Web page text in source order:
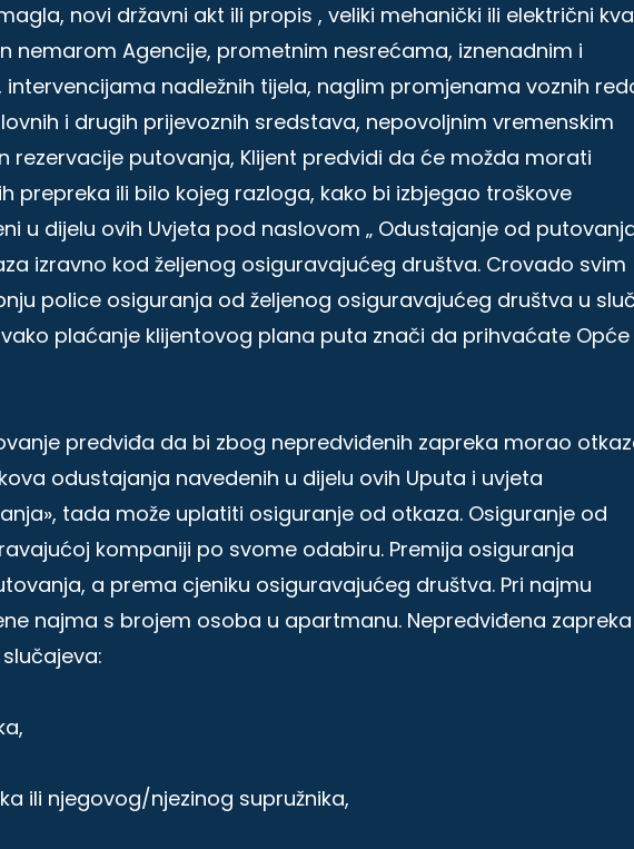
novi državni akt ili propis , veliki mehanički ili električni
nemarom Agencije, prometnim nesrećama, iznenadnim i
nadležnih tijela, naglim promjenama voznih
i drugih prijevoznih sredstava, nepovoljnim vremenskim
rezervacije putovanja, Klijent predvidi da će možda morati
prepreka ili bilo kojeg razloga, kako bi izbjegao troškove
u dijelu ovih Uvjeta pod naslovom „ Odustajanje od
izravno kod željenog osiguravajućeg društva. Crovado svim
police osiguranja od željenog osiguravajućeg društva u
plaćanje klijentovog plana puta znači da prihvaćate Opće
predviđa da bi zbog nepredviđenih zapreka morao
odustajanja navedenih u dijelu ovih Uputa i uvjeta
tada može uplatiti osiguranje od otkaza. Osiguranje od
kompaniji po svome odabiru. Premija osiguranja
a prema cjeniku osiguravajućeg društva. Pri najmu
najma s brojem osoba u apartmanu. Nepredviđena
ili njegovog/njezinog supružnika,